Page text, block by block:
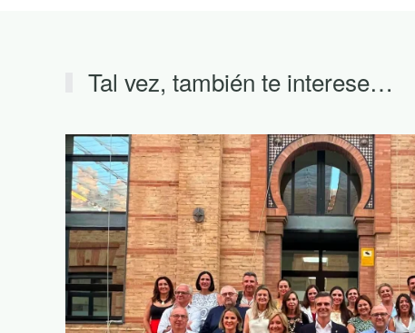
Tal vez, también te interese…